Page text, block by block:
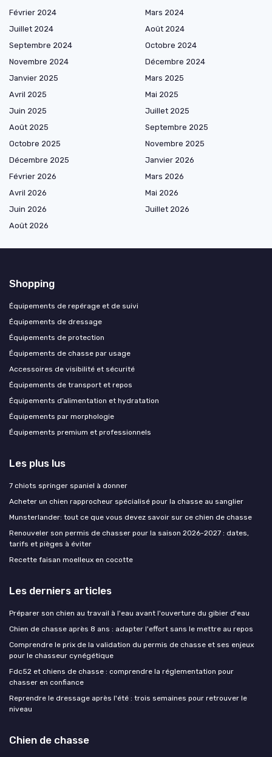
Février 2024
Mars 2024
Juillet 2024
Août 2024
Septembre 2024
Octobre 2024
Novembre 2024
Décembre 2024
Janvier 2025
Mars 2025
Avril 2025
Mai 2025
Juin 2025
Juillet 2025
Août 2025
Septembre 2025
Octobre 2025
Novembre 2025
Décembre 2025
Janvier 2026
Février 2026
Mars 2026
Avril 2026
Mai 2026
Juin 2026
Juillet 2026
Août 2026
Shopping
Équipements de repérage et de suivi
Équipements de dressage
Équipements de protection
Équipements de chasse par usage
Accessoires de visibilité et sécurité
Équipements de transport et repos
Équipements d’alimentation et hydratation
Équipements par morphologie
Équipements premium et professionnels
Les plus lus
7 chiots springer spaniel à donner
Acheter un chien rapprocheur spécialisé pour la chasse au sanglier
Munsterlander: tout ce que vous devez savoir sur ce chien de chasse
Renouveler son permis de chasser pour la saison 2026-2027 : dates,
tarifs et pièges à éviter
Recette faisan moelleux en cocotte
Les derniers articles
Préparer son chien au travail à l'eau avant l'ouverture du gibier d'eau
Chien de chasse après 8 ans : adapter l'effort sans le mettre au repos
Comprendre le prix de la validation du permis de chasse et ses enjeux
pour le chasseur cynégétique
Fdc52 et chiens de chasse : comprendre la réglementation pour
chasser en confiance
Reprendre le dressage après l'été : trois semaines pour retrouver le
niveau
Chien de chasse